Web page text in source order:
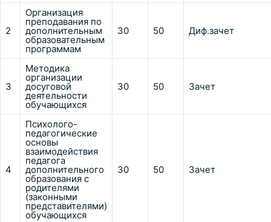
2
Организация
преподавания по
дополнительным
образовательным
программам
30 50 Диф.зачет
3
Методика
организации
досуговой
деятельности
обучающихся
30 50 Зачет
4
Психолого-
педагогические
основы
взаимодействия
педагога
дополнительного
образования с
родителями
(законными
представителями)
обучающихся
30 50 Зачет